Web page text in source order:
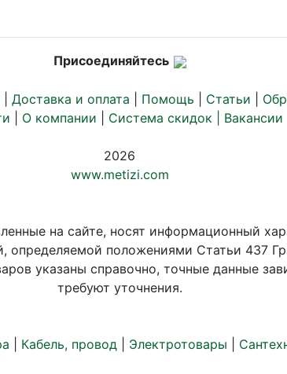
Присоединяйтесь
Доставка и оплата Помощь Статьи
О компании Система скидок | Вакансии
2026
www.metizi.com
на сайте, носят информационный
определяемой положениями Статьи 437
указаны справочно, точные данные
требуют уточнения.
Кабель, провод Электротовары